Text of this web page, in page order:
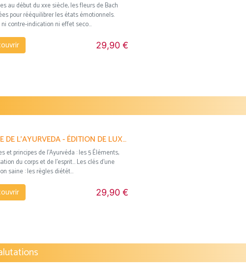
au début du xxe siècle, les fleurs de Bach
pour rééquilibrer les états émotionnels.
ni contre-indication ni effet seco...
29,90 €
MA BIBLE DE L'AYURVEDA - ÉDITION DE LUXE NATHALIE FERRON, FABIEN CORRECH
et principes de l’Ayurvéda : les 5 Éléments,
du corps et de l’esprit... Les clés d’une
saine : les règles diétét...
29,90 €